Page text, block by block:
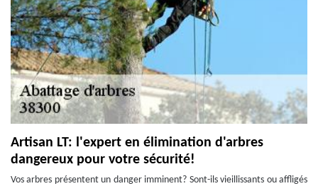
Artisan LT: l'expert en élimination d'arbres
dangereux pour votre sécurité!
Vos arbres présentent un danger imminent? Sont-ils vieillissants ou affligés